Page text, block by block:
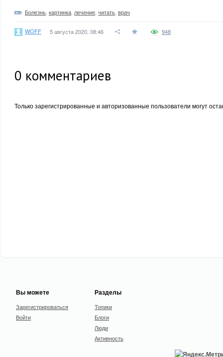
Болезнь картинка лечение читать врач
WOFF 5 августа 2020, 08:46 948
0 комментариев
Только зарегистрированные и авторизованные пользователи могут
Вы можете
Зарегистрироваться
Войти
Разделы
Топики
Блоги
Люди
Активность